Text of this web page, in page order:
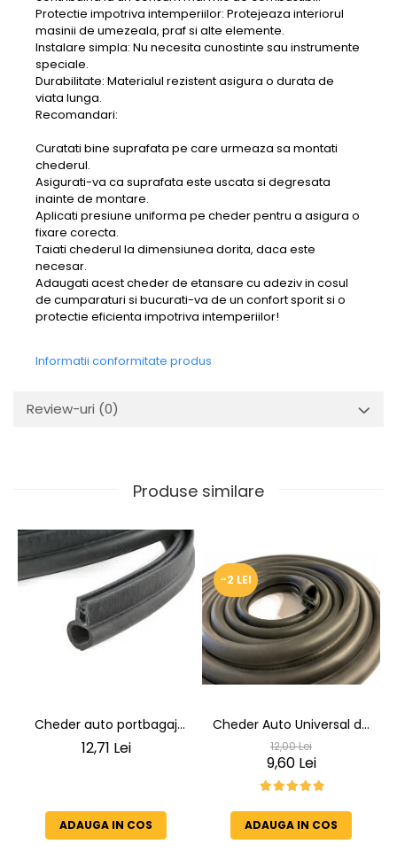
Protectie impotriva intemperiilor: Protejeaza interiorul
masinii de umezeala, praf si alte elemente.
Instalare simpla: Nu necesita cunostinte sau instrumente
speciale.
Durabilitate: Materialul rezistent asigura o durata de
viata lunga.
Recomandari:
Curatati bine suprafata pe care urmeaza sa montati
chederul.
Asigurati-va ca suprafata este uscata si degresata
inainte de montare.
Aplicati presiune uniforma pe cheder pentru a asigura o
fixare corecta.
Taiati chederul la dimensiunea dorita, daca este
necesar.
Adaugati acest cheder de etansare cu adeziv in cosul
de cumparaturi si bucurati-va de un confort sporit si o
protectie eficienta impotriva intemperiilor!
Informatii conformitate produs
Review-uri (0)
Produse similare
Cheder auto portbagaj
Cheder de Etanșare
Aplicații Vânzare la Metru
Liniar
12,71 Lei
ADAUGA IN COS
-2 LEI
Cheder Auto Universal de
Etanșare Uși rezistent la
intemperii, raze UV,
îmbătrânire și temperaturi
12,00 Lei
9,60 Lei
ADAUGA IN COS